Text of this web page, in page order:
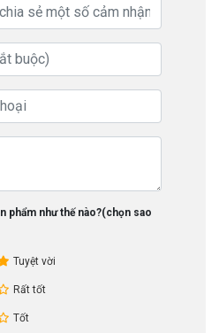
phẩm như thế nào?(chọn sao
Tuyệt vời
Rất tốt
Tốt